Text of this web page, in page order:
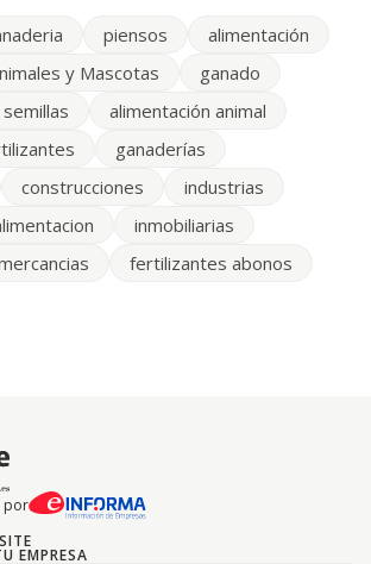
piensos
alimentación
y Mascotas
ganado
semillas
alimentación animal
ganaderías
construcciones
industrias
inmobiliarias
fertilizantes abonos
por
EMPRESA